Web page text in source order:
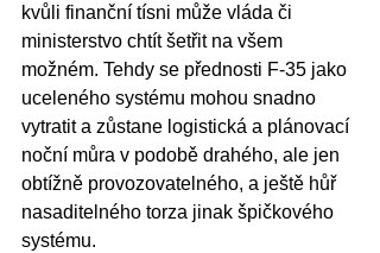
kvůli finanční tísni může vláda či
ministerstvo chtít šetřit na všem
možném. Tehdy se přednosti F-35 jako
uceleného systému mohou snadno
vytratit a zůstane logistická a plánovací
noční můra v podobě drahého, ale jen
obtížně provozovatelného, a ještě hůř
nasaditelného torza jinak špičkového
systému.